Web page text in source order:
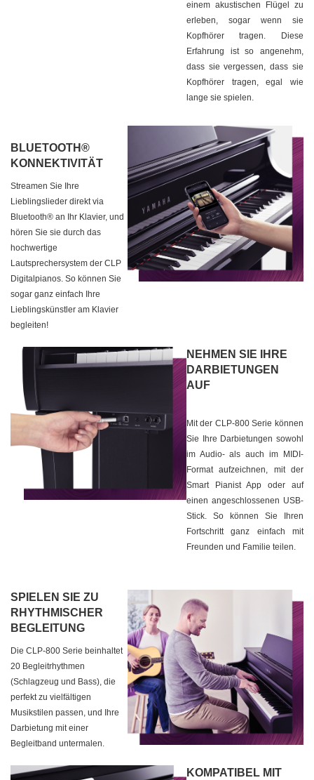
einem akustischen Flügel zu
erleben, sogar wenn sie
Kopfhörer tragen. Diese
Erfahrung ist so angenehm,
dass sie vergessen, dass sie
Kopfhörer tragen, egal wie
lange sie spielen.
BLUETOOTH®
KONNEKTIVITÄT
Streamen Sie Ihre
Lieblingslieder direkt via
Bluetooth® an Ihr Klavier, und
hören Sie sie durch das
hochwertige
Lautsprechersystem der CLP
Digitalpianos. So können Sie
sogar ganz einfach Ihre
Lieblingskünstler am Klavier
begleiten!
NEHMEN SIE IHRE
DARBIETUNGEN
AUF
Mit der CLP-800 Serie können
Sie Ihre Darbietungen sowohl
im Audio- als auch im MIDI-
Format aufzeichnen, mit der
Smart Pianist App oder auf
einen angeschlossenen USB-
Stick. So können Sie Ihren
Fortschritt ganz einfach mit
Freunden und Familie teilen.
SPIELEN SIE ZU
RHYTHMISCHER
BEGLEITUNG
Die CLP-800 Serie beinhaltet
20 Begleitrhythmen
(Schlagzeug und Bass), die
perfekt zu vielfältigen
Musikstilen passen, und Ihre
Darbietung mit einer
Begleitband untermalen.
KOMPATIBEL MIT